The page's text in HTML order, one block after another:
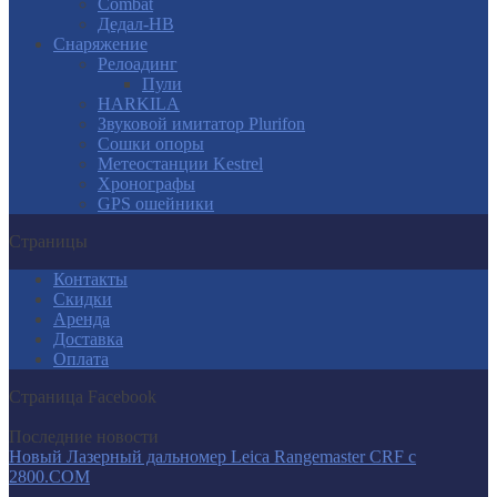
Combat
Дедал-НВ
Снаряжение
Релоадинг
Пули
HARKILA
Звуковой имитатор Plurifon
Сошки опоры
Метеостанции Kestrel
Хронографы
GPS ошейники
Страницы
Контакты
Скидки
Аренда
Доставка
Оплата
Страница Facebook
Последние новости
Новый Лазерный дальномер Leica Rangemaster CRF с
2800.COM